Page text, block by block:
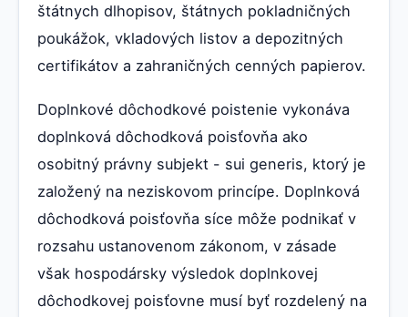
štátnych dlhopisov, štátnych pokladničných
poukážok, vkladových listov a depozitných
certifikátov a zahraničných cenných papierov.
Doplnkové dôchodkové poistenie vykonáva
doplnková dôchodková poisťovňa ako
osobitný právny subjekt - sui generis, ktorý je
založený na neziskovom princípe. Doplnková
dôchodková poisťovňa síce môže podnikať v
rozsahu ustanovenom zákonom, v zásade
však hospodársky výsledok doplnkovej
dôchodkovej poisťovne musí byť rozdelený na